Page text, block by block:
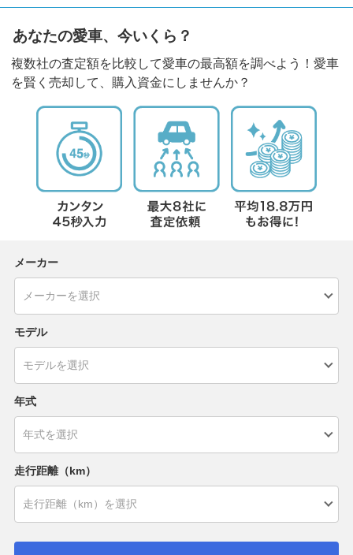
あなたの愛車、今いくら？
複数社の査定額を比較して愛車の最高額を調べよう！愛車
を賢く売却して、購入資金にしませんか？
メーカー
モデル
年式
走行距離（km）